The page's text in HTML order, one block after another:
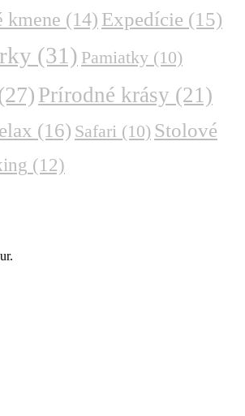
kmene (14) Expedície (15)
(31) Pamiatky (10)
Prírodné krásy (21)
(16) Safari (10) Stolové
(12)